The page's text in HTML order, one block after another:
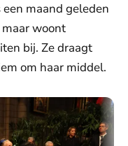
maand geleden
maar woont
bij. Ze draagt
om haar middel.